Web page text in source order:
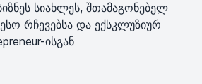
სიახლეს, შთამაგონებელ
რჩევებსა და ექსკლუზიურ
ისგან